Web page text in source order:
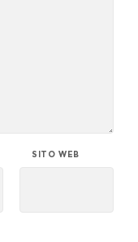
SITO WEB